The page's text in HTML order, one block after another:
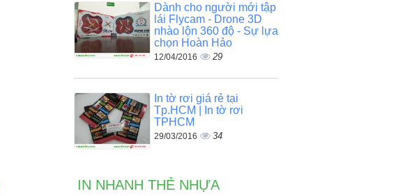
Dành cho người mới tập
lái Flycam - Drone 3D
nhào lộn 360 độ - Sự lựa
chọn Hoàn Hảo
12/04/2016 29
In tờ rơi giá rẻ tại
Tp.HCM | In tờ rơi
TPHCM
29/03/2016 34
IN NHANH THẺ NHỰA